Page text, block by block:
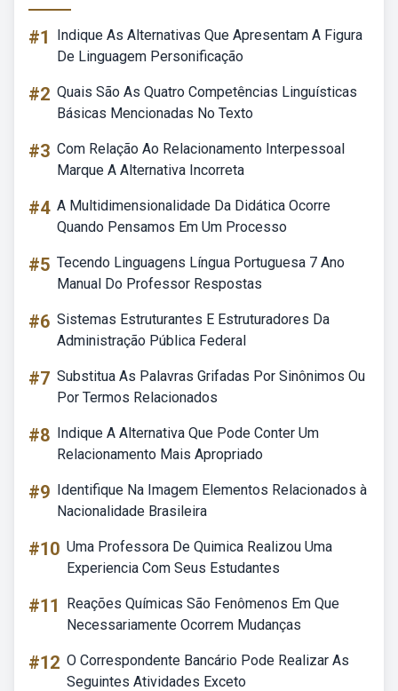
#1
Indique As Alternativas Que Apresentam A Figura
De Linguagem Personificação
#2 Quais São As Quatro Competências Linguísticas
Básicas Mencionadas No Texto
#3 Com Relação Ao Relacionamento Interpessoal
Marque A Alternativa Incorreta
#4 A Multidimensionalidade Da Didática Ocorre
Quando Pensamos Em Um Processo
#5 Tecendo Linguagens Língua Portuguesa 7 Ano
Manual Do Professor Respostas
#6 Sistemas Estruturantes E Estruturadores Da
Administração Pública Federal
#7 Substitua As Palavras Grifadas Por Sinônimos Ou
Por Termos Relacionados
#8 Indique A Alternativa Que Pode Conter Um
Relacionamento Mais Apropriado
#9 Identifique Na Imagem Elementos Relacionados à
Nacionalidade Brasileira
#10 Uma Professora De Quimica Realizou Uma
Experiencia Com Seus Estudantes
#11
Reações Químicas São Fenômenos Em Que
Necessariamente Ocorrem Mudanças
#12 O Correspondente Bancário Pode Realizar As
Seguintes Atividades Exceto